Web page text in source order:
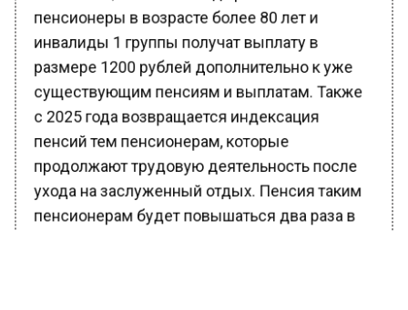
пенсионеры в возрасте более 80 лет и
инвалиды 1 группы получат выплату в
размере 1200 рублей дополнительно к уже
существующим пенсиям и выплатам. Также
с 2025 года возвращается индексация
пенсий тем пенсионерам, которые
продолжают трудовую деятельность после
ухода на заслуженный отдых. Пенсия таким
пенсионерам будет повышаться два раза в